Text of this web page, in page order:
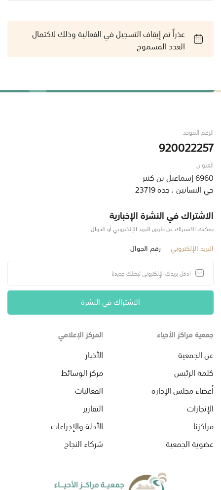
عذراً تم إيقاف التسجيل في الفعالية وذلك لاكتمال
العدد المسموح
الرقم الموحد
920022257
العنوان
6960 إسماعيل بن كثير
حي البساتين ، جدة 23719
الاشتراك في النشرة الإخبارية
يمكنك الاشتراك عن طريق البريد الإلكتروني أو الجوال
البريد الإلكتروني رقم الجوال
الاشتراك في النشرة
جمعية مراكز الأحياء
عن الجمعية
كلمة الرئيس
أعضاء مجلس الإدارة
الإنجازات
مراكزنا
عضوية الجمعية
المركز الإعلامي
الأخبار
مركز الوسائط
الفعاليات
التقارير
الأدلة والإجراءات
شركاء النجاح